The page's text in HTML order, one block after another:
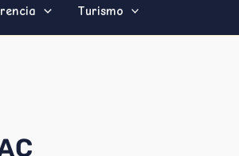
Turismo